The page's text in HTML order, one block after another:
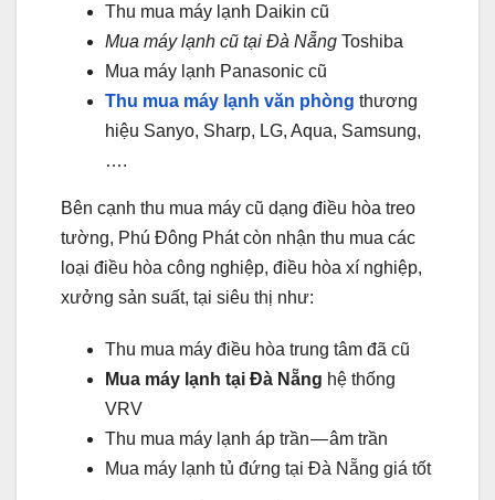
Thu mua máy lạnh Daikin cũ
Mua máy lạnh cũ tại Đà Nẵng Toshiba
Mua máy lạnh Panasonic cũ
Thu mua máy l ạnh văn phòng thương
hiệu Sanyo, Sharp, LG, Aqua, Samsung,
….
Bên cạnh thu mua máy cũ dạng điều hòa treo
tường, Phú Đông Phát còn nhận thu mua các
loại điều hòa công nghiệp, điều hòa xí nghiệp,
xưởng sản suất, tại siêu thị như:
Thu mua máy điều hòa trung tâm đã cũ
Mua máy l ạnh tại Đà Nẵng hệ thống
VRV
Thu mua máy lạnh áp trần — âm trần
Mua máy lạnh tủ đứng tại Đà Nẵng giá tốt